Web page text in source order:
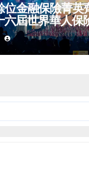
位金融保險菁英
屆世界華人保
際龍獎IDA年會